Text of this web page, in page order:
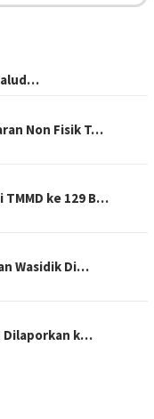
Non Fisik T…
TMMD ke 129 B…
Wasidik Di…
Dilaporkan k…